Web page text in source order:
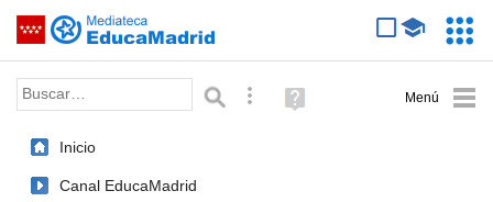
Saltar navegación
Palabra o frase: Búsqueda avanzada
Ayuda
(en
Inicio
Canal EducaMadrid